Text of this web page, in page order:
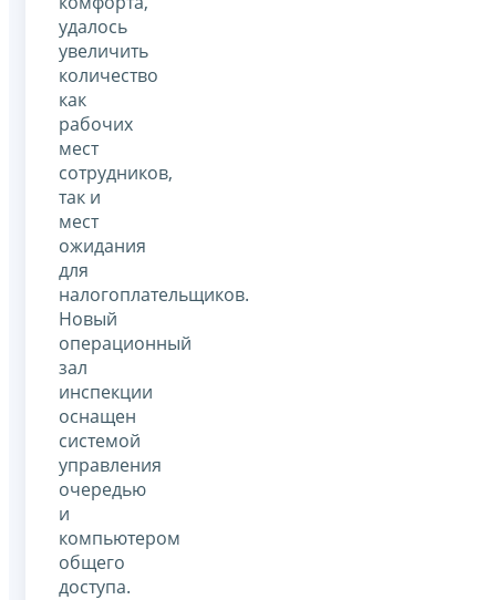
удалось
увеличить
количество
как
рабочих
мест
сотрудников,
так и
мест
ожидания
для
налогоплательщиков.
Новый
операционный
зал
инспекции
оснащен
системой
управления
очередью
и
компьютером
общего
доступа.